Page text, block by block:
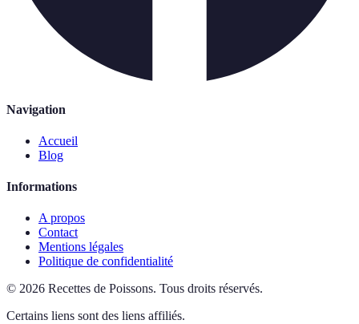
Navigation
Accueil
Blog
Informations
A propos
Contact
Mentions légales
Politique de confidentialité
© 2026 Recettes de Poissons. Tous droits réservés.
Certains liens sont des liens affiliés.